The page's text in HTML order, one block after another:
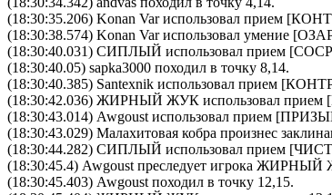
(18:30:35.206) Konan Varиспользовал прием [
(18:30:38.574) Konan Varиспользовал умение [
(18:30:40.031) СИПЛЫЙ использовал прием [
(18:30:40.05) sapka3000 походил в точку 8,14.
(18:30:40.385) Santexnik использовал прием [
(18:30:42.036) ЖИРНЫЙ ЖУК использовал прием [
(18:30:43.014) Awgoust использовал прием [
(18:30:43.029) Малахитовая кобра произнес
(18:30:44.282) СИПЛЫЙ использовал прием [
(18:30:45.4) Awgoust преследует игрока
(18:30:45.403) Awgoust походил в точку 12,15.